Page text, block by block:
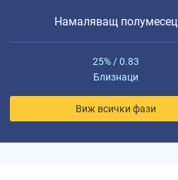
Намаляващ полумесец
25% / 0.83
Близнаци
Виж всички фази